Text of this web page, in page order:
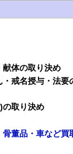
献体の取り決め
戒名授与・法要
の取り決め
董品・車など買